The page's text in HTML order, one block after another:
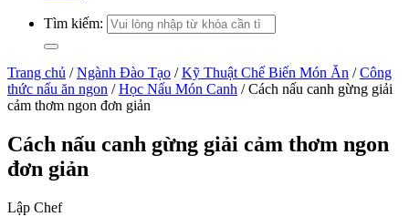
Tìm kiếm:
Trang chủ / Ngành Đào Tạo / Kỹ Thuật Chế Biến Món Ăn / Công
thức nấu ăn ngon / Học Nấu Món Canh / Cách nấu canh gừng giải
cảm thơm ngon đơn giản
Cách nấu canh gừng giải cảm thơm ngon
đơn giản
Lập Chef